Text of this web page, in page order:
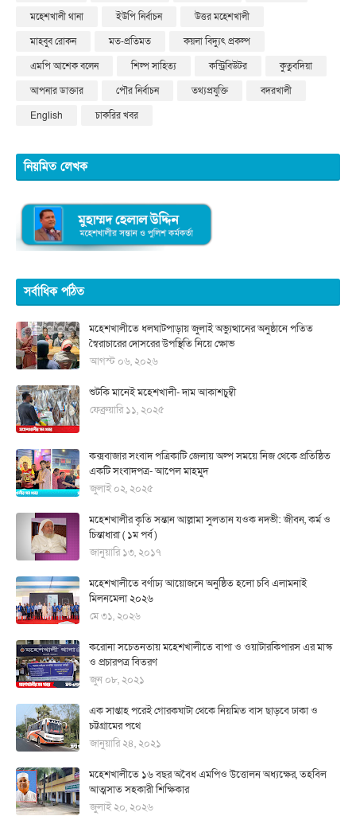
মহেশখালী থানা
ইউপি নির্বাচন
উত্তর মহেশখালী
মাহবুব রোকন
মত-প্রতিমত
কয়লা বিদ্যুৎ প্রকল্প
এমপি আশেক বলেন
শিল্প সাহিত্য কন্ট্রিবিউটর
কুতুবদিয়া
আপনার ডাক্তার
পৌর নির্বাচন তথ্যপ্রযুক্তি
বদরখালী
English
চাকরির খবর
নিয়মিত লেখক
সর্বাধিক পঠিত
মহেশখালীতে ধলঘাটপাড়ায় জুলাই অভ্যুত্থানের অনুষ্ঠানে পতিত
স্বৈরাচারের দোসরের উপস্থিতি নিয়ে ক্ষোভ
আগস্ট ০৬, ২০২৬
শুটকি মানেই মহেশখালী- দাম আকাশচুম্বী
ফেব্রুয়ারি ১১, ২০২৫
কক্সবাজার সংবাদ পত্রিকাটি জেলায় অল্প সময়ে নিজ থেকে প্রতিষ্ঠিত
একটি সংবাদপত্র- আপেল মাহমুদ
জুলাই ০২, ২০২৫
মহেশখালীর কৃতি সন্তান আল্লামা সুলতান যওক নদভী: জীবন, কর্ম ও
চিন্তাধারা ( ১ম পর্ব )
জানুয়ারি ১৩, ২০১৭
মহেশখালীতে বর্ণাঢ্য আয়োজনে অনুষ্ঠিত হলো চবি এলামনাই
মিলনমেলা ২০২৬
মে ৩১, ২০২৬
করোনা সচেতনতায় মহেশখালীতে বাপা ও ওয়াটারকিপারস এর মাস্ক
ও প্রচারপত্র বিতরণ
জুন ০৮, ২০২১
এক সাপ্তাহ পরেই গোরকঘাটা থেকে নিয়মিত বাস ছাড়বে ঢাকা ও
চট্টগ্রামের পথে
জানুয়ারি ২৪, ২০২১
মহেশখালীতে ১৬ বছর অবৈধ এমপিও উত্তোলন অধ্যক্ষের, তহবিল
আত্মসাত সহকারী শিক্ষিকার
জুলাই ২০, ২০২৬